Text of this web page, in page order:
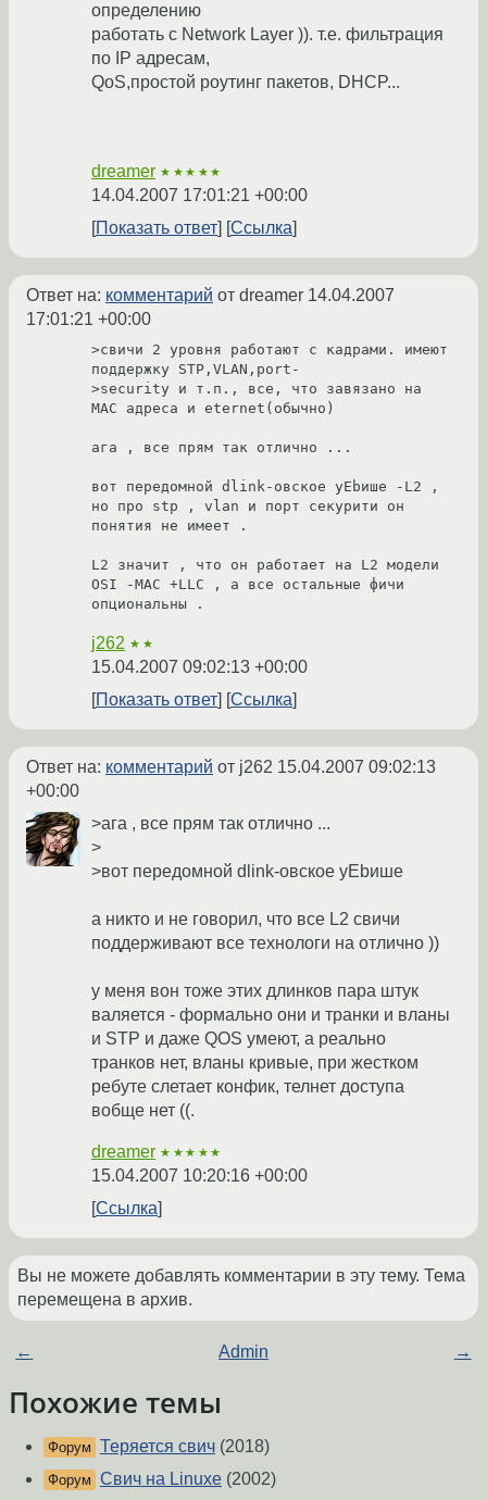
определению
работать с Network Layer )). т.е. фильтрация
по IP адресам,
QoS,простой роутинг пакетов, DHCP...
dreamer ★★★★★
14.04.2007 17:01:21 +00:00
Показать ответ
Ссылка
Ответ на: комментарий от dreamer 14.04.2007
17:01:21 +00:00
>свичи 2 уровня работают с кадрами. имеют
поддержку STP,VLAN,port-
>security и т.п., все, что завязано на
MAC адреса и eternet(обычно)
ага , все прям так отлично ...
вот передомной dlink-овское уEbише -L2 ,
но про stp , vlan и порт секурити он
понятия не имеет .
L2 значит , что он работает на L2 модели
OSI -MAC +LLC , а все остальные фичи
опциональны .
j262 ★★
15.04.2007 09:02:13 +00:00
Показать ответ
Ссылка
Ответ на: комментарий от j262 15.04.2007 09:02:13
+00:00
>ага , все прям так отлично ...
>
>вот передомной dlink-овское уEbише
а никто и не говорил, что все L2 свичи
поддерживают все технологи на отлично ))
у меня вон тоже этих длинков пара штук
валяется - формально они и транки и вланы
и STP и даже QOS умеют, а реально
транков нет, вланы кривые, при жестком
ребуте слетает конфик, телнет доступа
вобще нет ((.
dreamer ★★★★★
15.04.2007 10:20:16 +00:00
Ссылка
Вы не можете добавлять комментарии в эту тему. Тема
перемещена в архив.
← Admin →
Похожие темы
Форум Теряется свич (2018)
Форум Свич на Linuxe (2002)